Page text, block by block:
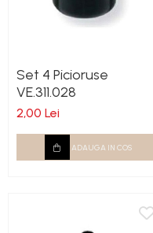
Set 4 Picioruse
VE.311.028
2,00 Lei
ADAUGA IN COS